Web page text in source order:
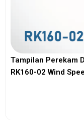
Tampilan Perekam
RK160-02 Wind